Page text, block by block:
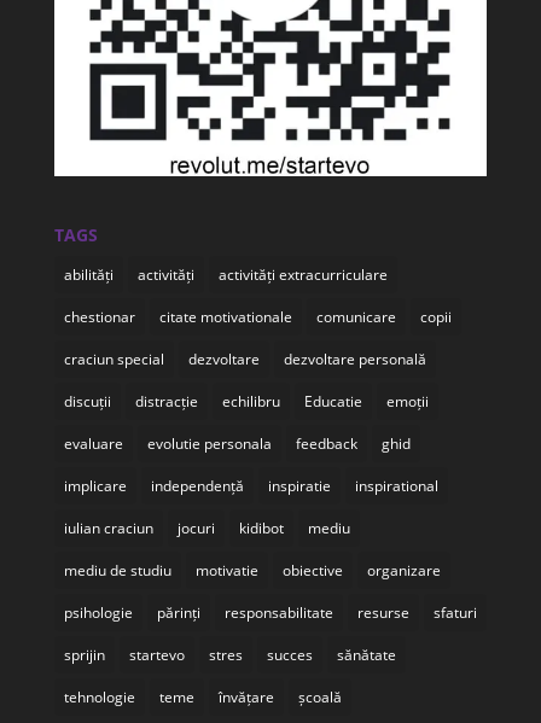
TAGS
abilități activități activități extracurriculare
chestionar citate motivationale comunicare copii
craciun special dezvoltare dezvoltare personală
discuții distracție echilibru Educatie emoții
evaluare evolutie personala feedback ghid
implicare independență inspiratie inspirational
iulian craciun jocuri kidibot mediu
mediu de studiu motivatie obiective organizare
psihologie părinți responsabilitate resurse sfaturi
sprijin startevo stres succes sănătate
tehnologie teme învățare școală